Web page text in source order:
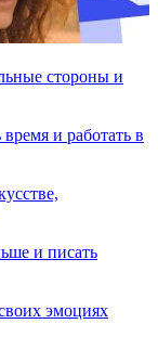
стороны и
и работать в
и писать
эмоциях